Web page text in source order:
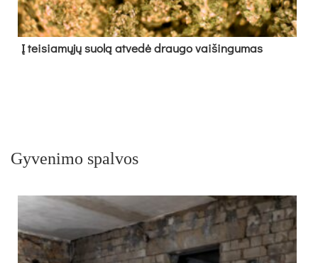
Į tei­sia­mų­jų suo­lą at­ve­dė drau­go vai­šin­gu­mas
Gyvenimo spalvos